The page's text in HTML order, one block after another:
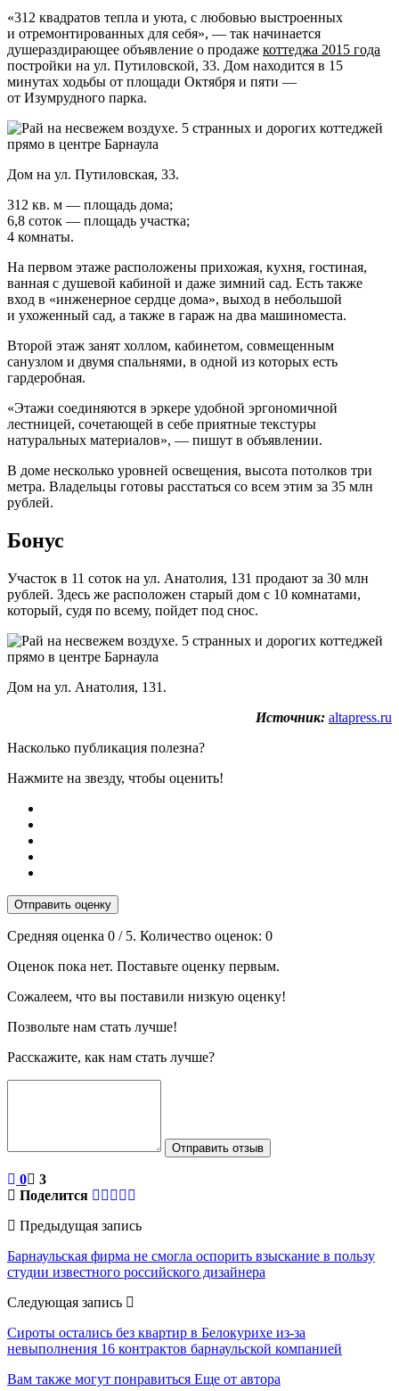
«312 квадратов тепла и уюта, с любовью выстроенных
и отремонтированных для себя», — так начинается
душераздирающее объявление о продаже коттеджа 2015 года
постройки на ул. Путиловской, 33. Дом находится в 15
минутах ходьбы от площади Октября и пяти —
от Изумрудного парка.
Дом на ул. Путиловская, 33.
312 кв. м — площадь дома;
6,8 соток — площадь участка;
4 комнаты.
На первом этаже расположены прихожая, кухня, гостиная,
ванная с душевой кабиной и даже зимний сад. Есть также
вход в «инженерное сердце дома», выход в небольшой
и ухоженный сад, а также в гараж на два машиноместа.
Второй этаж занят холлом, кабинетом, совмещенным
санузлом и двумя спальнями, в одной из которых есть
гардеробная.
«Этажи соединяются в эркере удобной эргономичной
лестницей, сочетающей в себе приятные текстуры
натуральных материалов», — пишут в объявлении.
В доме несколько уровней освещения, высота потолков три
метра. Владельцы готовы расстаться со всем этим за 35 млн
рублей.
Бонус
Участок в 11 соток на ул. Анатолия, 131 продают за 30 млн
рублей. Здесь же расположен старый дом с 10 комнатами,
который, судя по всему, пойдет под снос.
Дом на ул. Анатолия, 131.
Источник: altapress.ru
Насколько публикация полезна?
Нажмите на звезду, чтобы оценить!
Отправить оценку
Средняя оценка 0 / 5. Количество оценок: 0
Оценок пока нет. Поставьте оценку первым.
Сожалеем, что вы поставили низкую оценку!
Позвольте нам стать лучше!
Расскажите, как нам стать лучше?
Отправить отзыв
0
3
Поделится
Предыдущая запись
Барнаульская фирма не смогла оспорить взыскание в пользу
студии известного российского дизайнера
Следующая запись
Сироты остались без квартир в Белокурихе из-за
невыполнения 16 контрактов барнаульской компанией
Вам также могут понравиться Еще от автора